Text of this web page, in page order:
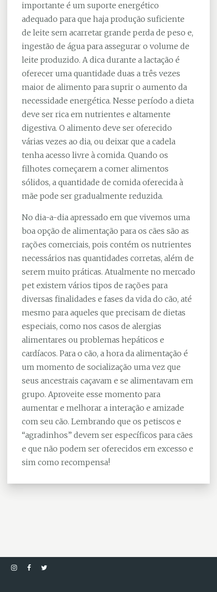
importante é um suporte energético
adequado para que haja produção suficiente
de leite sem acarretar grande perda de peso e,
ingestão de água para assegurar o volume de
leite produzido. A dica durante a lactação é
oferecer uma quantidade duas a três vezes
maior de alimento para suprir o aumento da
necessidade energética. Nesse período a dieta
deve ser rica em nutrientes e altamente
digestiva. O alimento deve ser oferecido
várias vezes ao dia, ou deixar que a cadela
tenha acesso livre à comida. Quando os
filhotes começarem a comer alimentos
sólidos, a quantidade de comida oferecida à
mãe pode ser gradualmente reduzida.
No dia-a-dia apressado em que vivemos uma
boa opção de alimentação para os cães são as
rações comerciais, pois contém os nutrientes
necessários nas quantidades corretas, além de
serem muito práticas. Atualmente no mercado
pet existem vários tipos de rações para
diversas finalidades e fases da vida do cão, até
mesmo para aqueles que precisam de dietas
especiais, como nos casos de alergias
alimentares ou problemas hepáticos e
cardíacos. Para o cão, a hora da alimentação é
um momento de socialização uma vez que
seus ancestrais caçavam e se alimentavam em
grupo. Aproveite esse momento para
aumentar e melhorar a interação e amizade
com seu cão. Lembrando que os petiscos e
“agradinhos” devem ser específicos para cães
e que não podem ser oferecidos em excesso e
sim como recompensa!